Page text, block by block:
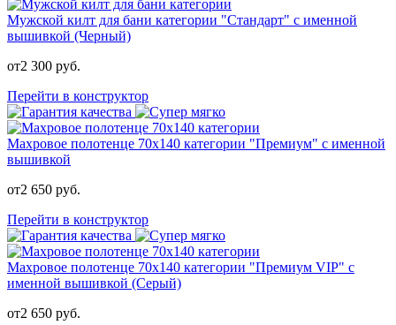
Мужской килт для бани категории "Стандарт" с именной
вышивкой (Черный)
от2 300 руб.
Перейти в конструктор
Махровое полотенце 70х140 категории "Премиум" с именной
вышивкой
от2 650 руб.
Перейти в конструктор
Махровое полотенце 70х140 категории "Премиум VIP" с
именной вышивкой (Серый)
от2 650 руб.